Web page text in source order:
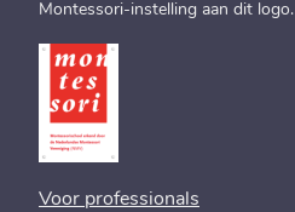
Montessori-instelling aan dit logo.
Voor professionals